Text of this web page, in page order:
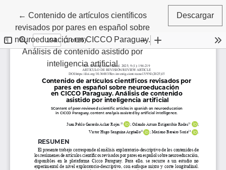
← Volver a los detalles del artículo
Contenido de artículos científicos
revisados por pares en español sobre
neuroeducación en CICCO Paraguay.
Análisis de contenido asistido por
inteligencia artificial
Descargar